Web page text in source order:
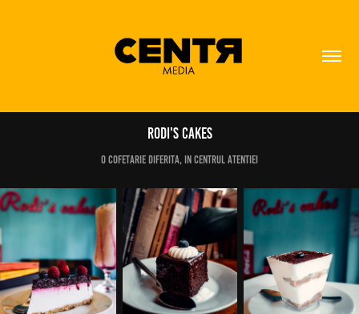
Rodi's Cakes
O cofetarie diferita, In centrul atentiei